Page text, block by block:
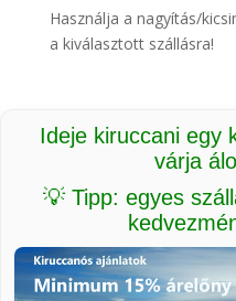
Használja a nagyítás/
a kiválasztott szállásra!
Ideje kiruccani egy
várja
💡 Tipp: egyes